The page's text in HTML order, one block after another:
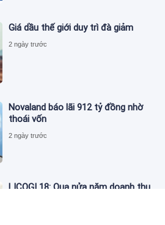
Giá dầu thế giới duy trì đà giảm
2 ngày trước
Novaland báo lãi 912 tỷ đồng nhờ
thoái vốn
2 ngày trước
LICOGI 18: Qua nửa năm doanh thu